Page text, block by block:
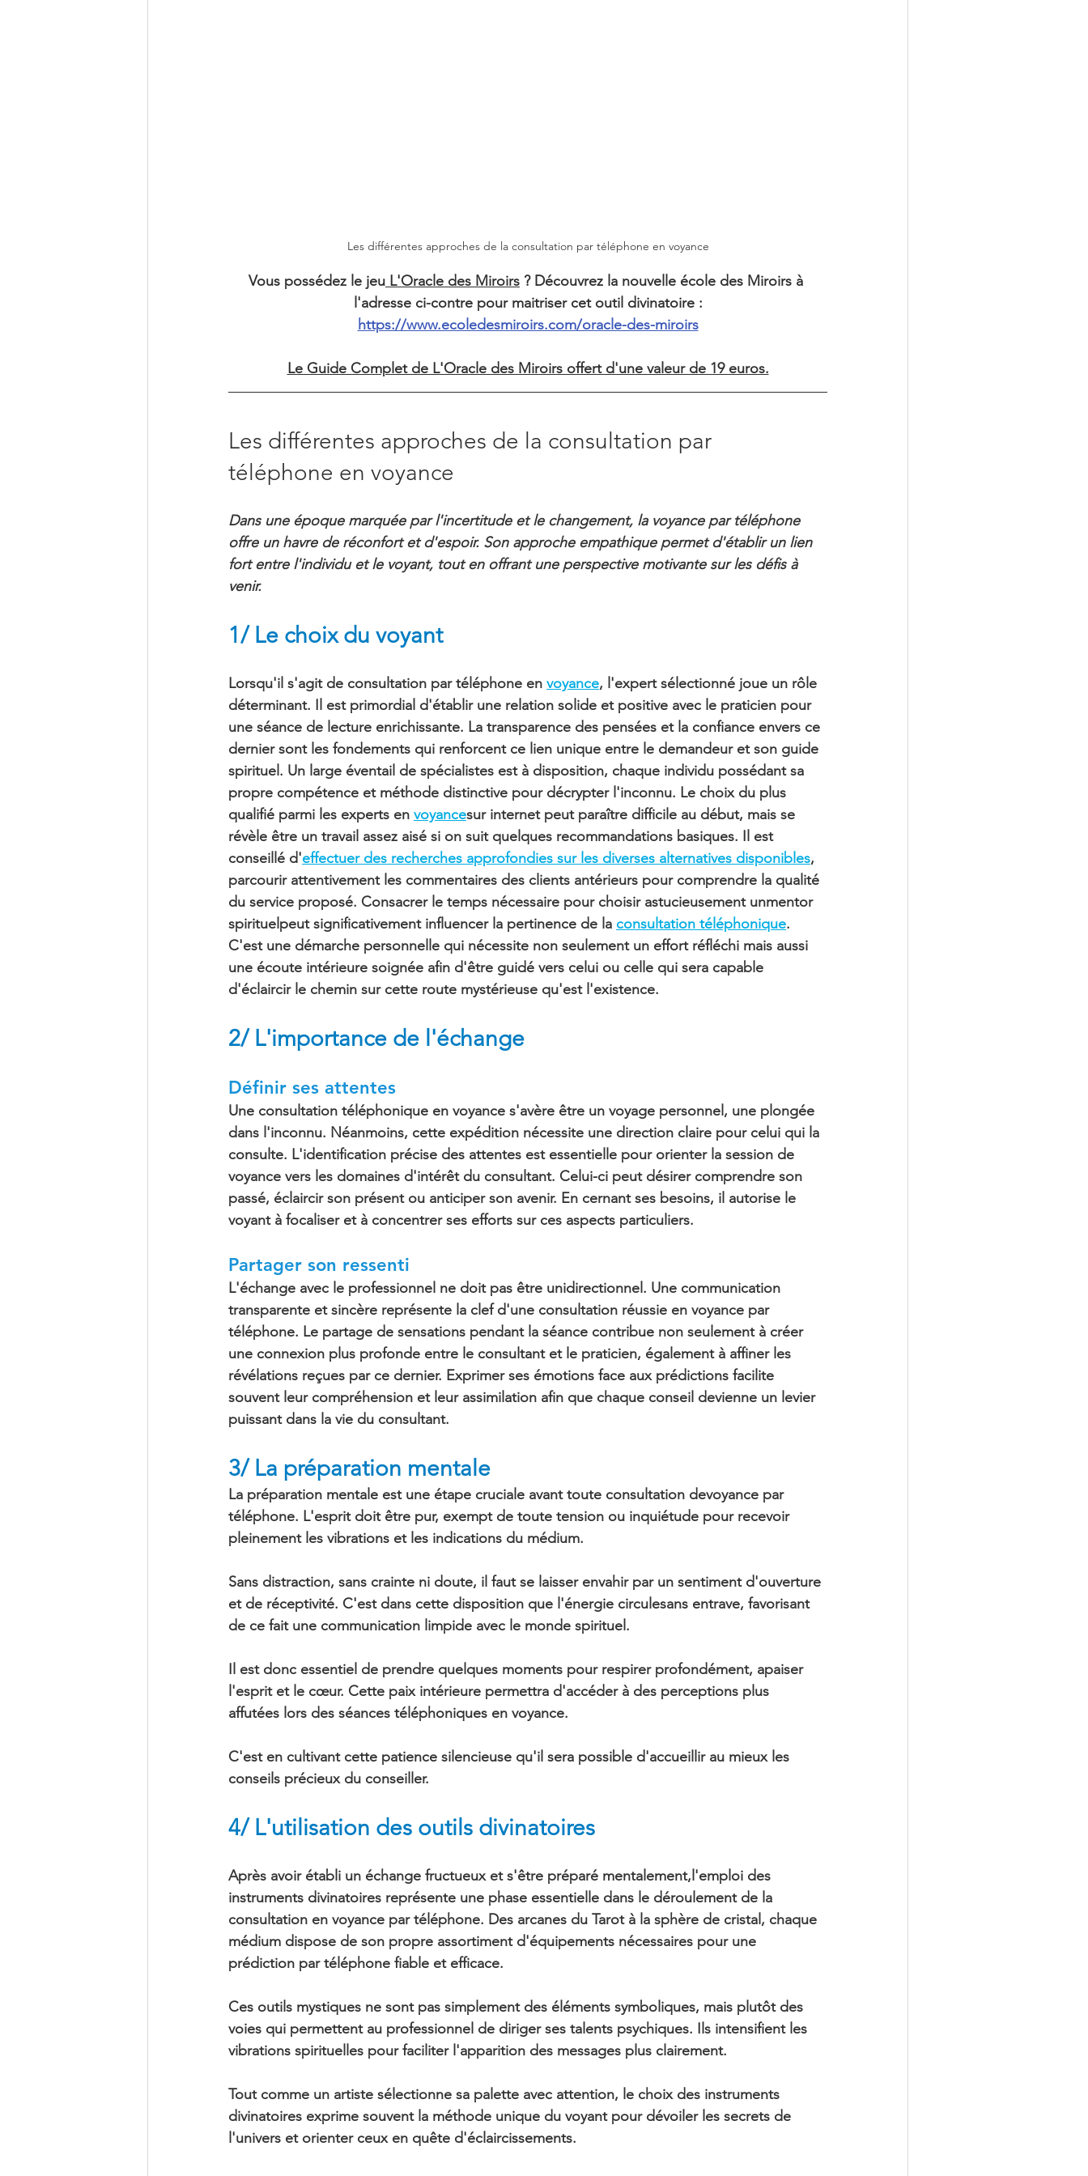
Les différentes approches de la consultation par téléphone en voyance
Vous possédez le jeu L'Oracle des Miroirs ? Découvrez la nouvelle école des Miroirs à
l'adresse ci-contre pour maitriser cet outil divinatoire :
https://www.ecoledesmiroirs.com/oracle-des-miroirs
Le Guide Complet de L'Oracle des Miroirs offert d'une valeur de 19 euros.
Les différentes approches de la consultation par
téléphone en voyance
Dans une époque marquée par l'incertitude et le changement, la voyance par téléphone
offre un havre de réconfort et d'espoir. Son approche empathique permet d'établir un lien
fort entre l'individu et le voyant, tout en offrant une perspective motivante sur les défis à
venir.
1/ Le choix du voyant
Lorsqu'il s'agit de consultation par téléphone en voyance, l'expert sélectionné joue un rôle
déterminant. Il est primordial d'établir une relation solide et positive avec le praticien pour
une séance de lecture enrichissante. La transparence des pensées et la confiance envers ce
dernier sont les fondements qui renforcent ce lien unique entre le demandeur et son guide
spirituel. Un large éventail de spécialistes est à disposition, chaque individu possédant sa
propre compétence et méthode distinctive pour décrypter l'inconnu. Le choix du plus
qualifié parmi les experts en voyancesur internet peut paraître difficile au début, mais se
révèle être un travail assez aisé si on suit quelques recommandations basiques. Il est
conseillé d'effectuer des recherches approfondies sur les diverses alternatives disponibles,
parcourir attentivement les commentaires des clients antérieurs pour comprendre la qualité
du service proposé. Consacrer le temps nécessaire pour choisir astucieusement unmentor
spirituel peut significativement influencer la pertinence de la consultation téléphonique.
C'est une démarche personnelle qui nécessite non seulement un effort réfléchi mais aussi
une écoute intérieure soignée afin d'être guidé vers celui ou celle qui sera capable
d'éclaircir le chemin sur cette route mystérieuse qu'est l'existence.
2/ L'importance de l'échange
Définir ses attentes
Une consultation téléphonique en voyance s'avère être un voyage personnel, une plongée
dans l'inconnu. Néanmoins, cette expédition nécessite une direction claire pour celui qui la
consulte. L'identification précise des attentes est essentielle pour orienter la session de
voyance vers les domaines d'intérêt du consultant. Celui-ci peut désirer comprendre son
passé, éclaircir son présent ou anticiper son avenir. En cernant ses besoins, il autorise le
voyant à focaliser et à concentrer ses efforts sur ces aspects particuliers.
Partager son ressenti
L'échange avec le professionnel ne doit pas être unidirectionnel. Une communication
transparente et sincère représente la clef d'une consultation réussie en voyance par
téléphone. Le partage de sensations pendant la séance contribue non seulement à créer
une connexion plus profonde entre le consultant et le praticien, également à affiner les
révélations reçues par ce dernier. Exprimer ses émotions face aux prédictions facilite
souvent leur compréhension et leur assimilation afin que chaque conseil devienne un levier
puissant dans la vie du consultant.
3/ La préparation mentale
La préparation mentale est une étape cruciale avant toute consultation devoyance par
téléphone. L'esprit doit être pur, exempt de toute tension ou inquiétude pour recevoir
pleinement les vibrations et les indications du médium.
Sans distraction, sans crainte ni doute, il faut se laisser envahir par un sentiment d'ouverture
et de réceptivité. C'est dans cette disposition que l'énergie circulesans entrave, favorisant
de ce fait une communication limpide avec le monde spirituel.
Il est donc essentiel de prendre quelques moments pour respirer profondément, apaiser
l'esprit et le cœur. Cette paix intérieure permettra d'accéder à des perceptions plus
affutées lors des séances téléphoniques en voyance.
C'est en cultivant cette patience silencieuse qu'il sera possible d'accueillir au mieux les
conseils précieux du conseiller.
4/ L'utilisation des outils divinatoires
Après avoir établi un échange fructueux et s'être préparé mentalement, l'emploi des
instruments divinatoires représente une phase essentielle dans le déroulement de la
consultation en voyance par téléphone. Des arcanes du Tarot à la sphère de cristal, chaque
médium dispose de son propre assortiment d'équipements nécessaires pour une
prédiction par téléphone fiable et efficace.
Ces outils mystiques ne sont pas simplement des éléments symboliques, mais plutôt des
voies qui permettent au professionnel de diriger ses talents psychiques. Ils intensifient les
vibrations spirituelles pour faciliter l'apparition des messages plus clairement.
Tout comme un artiste sélectionne sa palette avec attention, le choix des instruments
divinatoires exprime souvent la méthode unique du voyant pour dévoiler les secrets de
l'univers et orienter ceux en quête d'éclaircissements.